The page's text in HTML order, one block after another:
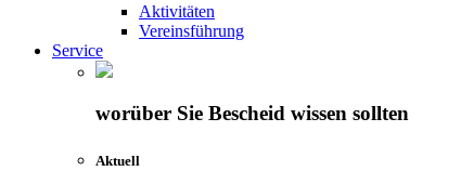
Aktivitäten
Vereinsführung
Service
worüber Sie Bescheid wissen sollten
Aktuell